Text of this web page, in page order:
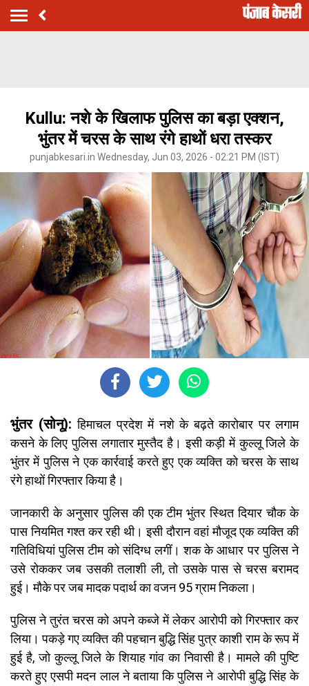
Kullu: नशे के खिलाफ पुलिस का बड़ा एक्शन,
भुंतर में चरस के साथ रंगे हाथाें धरा तस्कर
punjabkesari.in Wednesday, Jun 03, 2026 - 02:21 PM (IST)
भुंतर (सोनू):हिमाचल प्रदेश में नशे के बढ़ते कारोबार पर लगाम
कसने के लिए पुलिस लगातार मुस्तैद है। इसी कड़ी में कुल्लू जिले के
भुंतर में पुलिस ने एक कार्रवाई करते हुए एक व्यक्ति को चरस के साथ
रंगे हाथों गिरफ्तार किया है।
जानकारी के अनुसार पुलिस की एक टीम भुंतर स्थित दियार चौक के
पास नियमित गश्त कर रही थी। इसी दौरान वहां मौजूद एक व्यक्ति की
गतिविधियां पुलिस टीम को संदिग्ध लगीं। शक के आधार पर पुलिस ने
उसे रोककर जब उसकी तलाशी ली, तो उसके पास से चरस बरामद
हुई। मौके पर जब मादक पदार्थ का वजन 95 ग्राम निकला।
पुलिस ने तुरंत चरस को अपने कब्जे में लेकर आरोपी को गिरफ्तार कर
लिया। पकड़े गए व्यक्ति की पहचान बुद्धि सिंह पुत्र काशी राम के रूप में
हुई है, जो कुल्लू जिले के शियाह गांव का निवासी है। मामले की पुष्टि
करते हुए एसपी मदन लाल ने बताया कि पुलिस ने आरोपी बुद्धि सिंह के